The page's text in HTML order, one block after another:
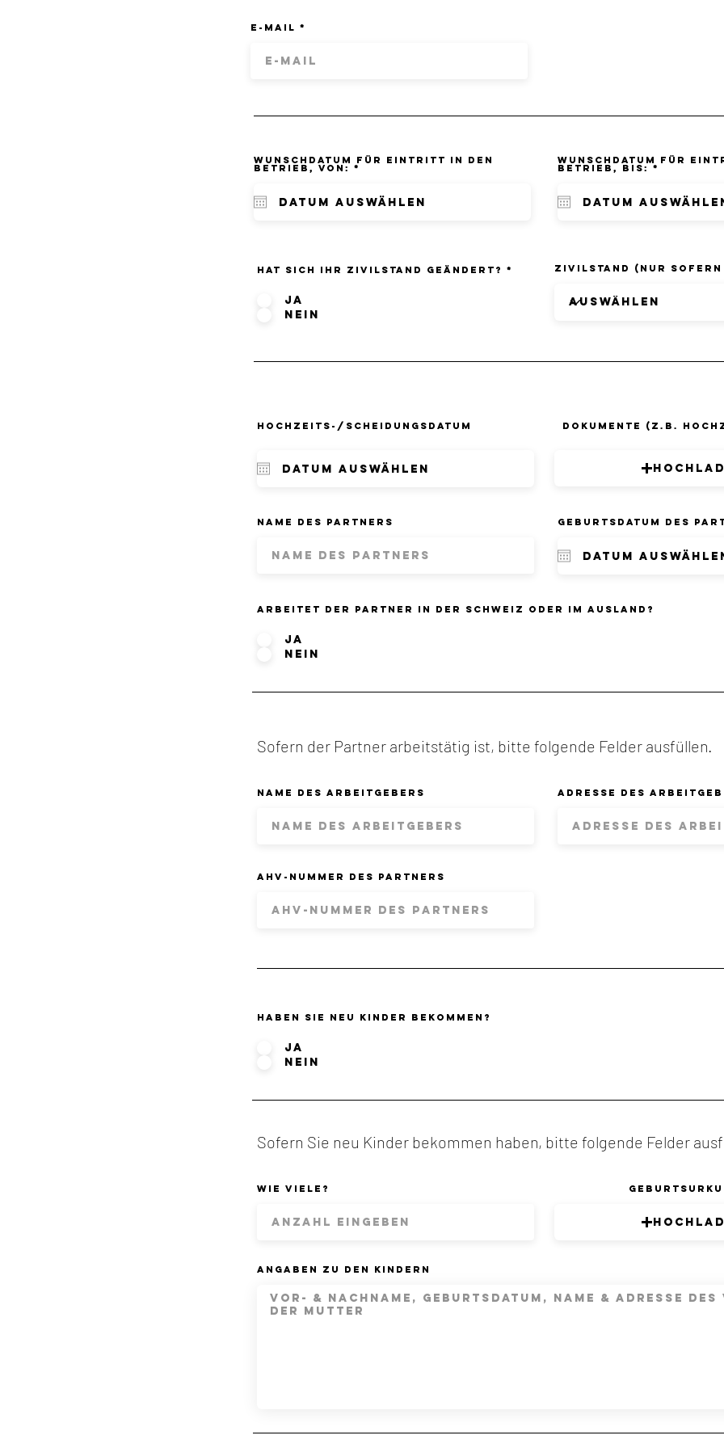
E-Mail
Wunschdatum für Eintritt in den
Betrieb, von: *
i
r
Wunschdatum für
Betrieb, bis: *
i
r
Hat sich Ihr Zivilstand geändert? *
Ja
Nein
Zivilstand (nur
Hochzeits-/Scheidungsdatum Dokumente (z.b.
Name des Partners Geburtsdatum des
Arbeitet der Partner in der schweiz oder im Ausland?
Ja
Nein
Sofern der Partner arbeitstätig ist, bitte folgende Felder ausfüllen.
Name des Arbeitgebers Adresse des
AHV-Nummer des partners
Haben sie neu kinder bekommen?
Ja
Nein
Sofern Sie neu Kinder bekommen haben, bitte folgende Felder
Wie viele?
Angaben zu den Kindern